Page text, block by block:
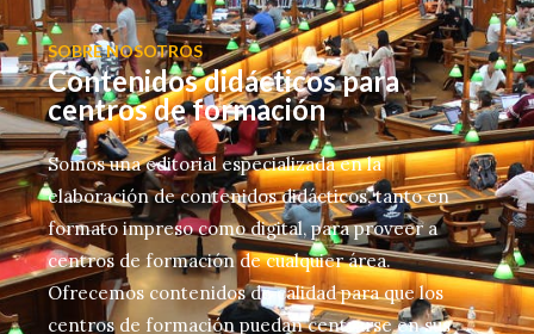
SOBRE NOSOTROS
Contenidos didácticos para
centros de formación
Somos una editorial especializada en la
elaboración de contenidos didácticos, tanto en
formato impreso como digital, para proveer a
centros de formación de cualquier área.
Ofrecemos contenidos de calidad para que los
centros de formación puedan centrarse en sus